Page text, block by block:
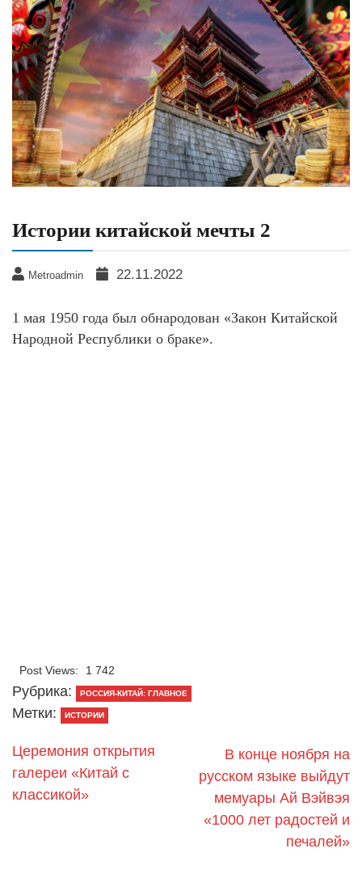
Истории китайской мечты 2
Metroadmin 22.11.2022
1 мая 1950 года был обнародован «Закон Китайской
Народной Республики о браке».
Post Views: 1 742
Рубрика: РОССИЯ-КИТАЙ: ГЛАВНОЕ
Метки: ИСТОРИИ
Церемония открытия
галереи «Китай с
классикой»
В конце ноября на
русском языке выйдут
мемуары Ай Вэйвэя
«1000 лет радостей и
печалей»